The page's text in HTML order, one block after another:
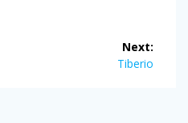
Next:
Next
Tiberio